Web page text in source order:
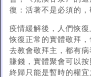
復：活著不是必須的，
疫情緩解後，人們恢復
恢復正常的實體敬拜
去教會敬拜主，都有
賺錢，實體聚會可以
終歸只能是暫時的權宜